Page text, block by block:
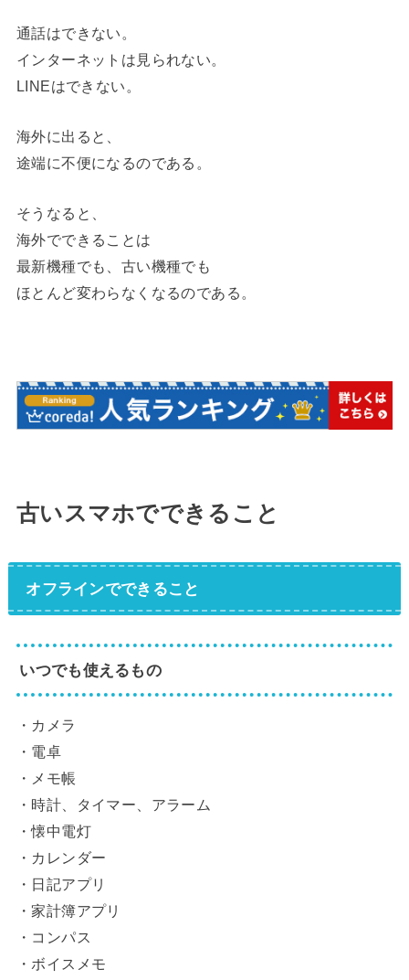
通話はできない。
インターネットは見られない。
LINEはできない。
海外に出ると、
途端に不便になるのである。
そうなると、
海外でできることは
最新機種でも、古い機種でも
ほとんど変わらなくなるのである。
古いスマホでできること
オフラインでできること
いつでも使えるもの
・カメラ
・電卓
・メモ帳
・時計、タイマー、アラーム
・懐中電灯
・カレンダー
・日記アプリ
・家計簿アプリ
・コンパス
・ボイスメモ